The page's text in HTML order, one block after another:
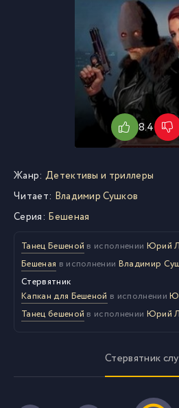
8.4
Жанр: Детективы и триллеры
Читает: Владимир Сушков
Серия: Бешеная
Танец Бешеной в исполнении Юрий
Бешеная в исполнении Владимир
Стервятник
Капкан для Бешеной в исполнении
Танец бешеной в исполнении Юрий
Стервятник